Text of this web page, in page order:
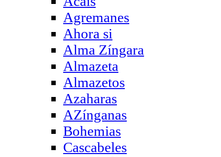
Agremanes
Ahora si
Alma Zíngara
Almazeta
Almazetos
Azaharas
AZínganas
Bohemias
Cascabeles